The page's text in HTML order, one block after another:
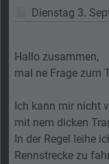
Beitrag
Dienstag 3.
Hallo zusammen,
mal ne Frage zum
Ich kann mir nicht
mit nem dicken
In der Regel leihe
Rennstrecke zu